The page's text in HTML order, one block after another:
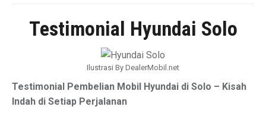
Testimonial Hyundai Solo
Ilustrasi By DealerMobil.net
Testimonial Pembelian Mobil Hyundai di Solo – Kisah
Indah di Setiap Perjalanan